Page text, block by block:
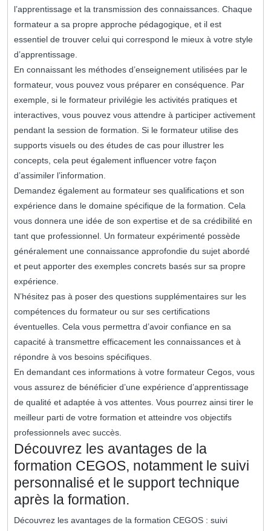
l’apprentissage et la transmission des connaissances. Chaque
formateur a sa propre approche pédagogique, et il est
essentiel de trouver celui qui correspond le mieux à votre style
d’apprentissage.
En connaissant les méthodes d’enseignement utilisées par le
formateur, vous pouvez vous préparer en conséquence. Par
exemple, si le formateur privilégie les activités pratiques et
interactives, vous pouvez vous attendre à participer activement
pendant la session de formation. Si le formateur utilise des
supports visuels ou des études de cas pour illustrer les
concepts, cela peut également influencer votre façon
d’assimiler l’information.
Demandez également au formateur ses qualifications et son
expérience dans le domaine spécifique de la formation. Cela
vous donnera une idée de son expertise et de sa crédibilité en
tant que professionnel. Un formateur expérimenté possède
généralement une connaissance approfondie du sujet abordé
et peut apporter des exemples concrets basés sur sa propre
expérience.
N’hésitez pas à poser des questions supplémentaires sur les
compétences du formateur ou sur ses certifications
éventuelles. Cela vous permettra d’avoir confiance en sa
capacité à transmettre efficacement les connaissances et à
répondre à vos besoins spécifiques.
En demandant ces informations à votre formateur Cegos, vous
vous assurez de bénéficier d’une expérience d’apprentissage
de qualité et adaptée à vos attentes. Vous pourrez ainsi tirer le
meilleur parti de votre formation et atteindre vos objectifs
professionnels avec succès.
Découvrez les avantages de la
formation CEGOS, notamment le suivi
personnalisé et le support technique
après la formation.
Découvrez les avantages de la formation CEGOS : suivi